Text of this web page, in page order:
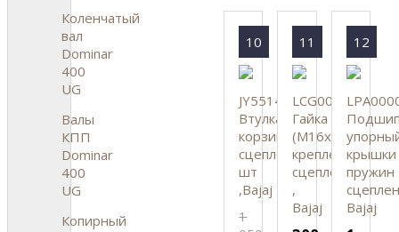
Коленчатый
вал
Dominar
400
UG
Валы
КПП
Dominar
400
UG
Копирный
10
JY551401
Втулка
корзины
сцепления,
шт
,Bajaj
1
11
LCG00009
Гайка
(М16х1.5)
крепления
сцепления
,
Bajaj
12
крышки
пружин
Bajaj